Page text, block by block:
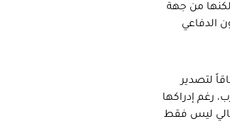
لكنها من جهة
الدفاعي
لتصدير
رغم إدراكها
ليس فقط